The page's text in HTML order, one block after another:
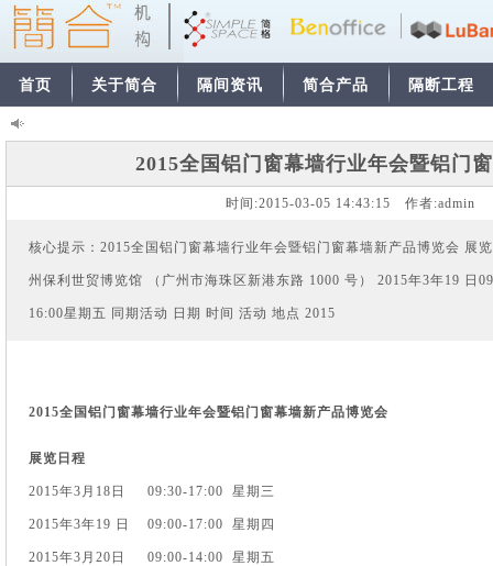
首页 关于简合 隔间资讯 简合产品 隔断工程
2015全国铝门窗幕墙行业年会暨铝门
时间:2015-03-05 14:43:15 作者:admin
核心提示：2015全国铝门窗幕墙行业年会暨铝门窗幕墙新产品博览会 展
州保利世贸博览馆 （广州市海珠区新港东路 1000 号） 2015年3年19 日
16:00星期五 同期活动 日期 时间 活动 地点 2015
2015全国铝门窗幕墙行业年会暨铝门窗幕墙新产品博览会
展览日程
2015年3月18日 09:30-17:00 星期三
2015年3年19 日 09:00-17:00 星期四
2015年3月20日 09:00-14:00 星期五